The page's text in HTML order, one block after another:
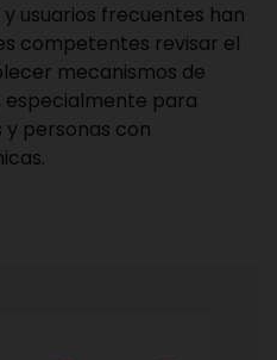
usuarios frecuentes han
competentes revisar el
mecanismos de
especialmente para
personas con